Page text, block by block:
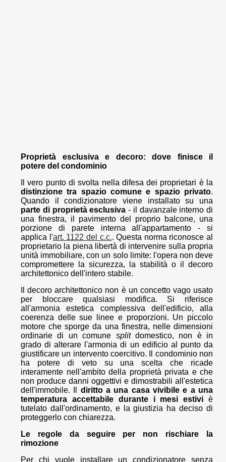
Proprietà esclusiva e decoro: dove finisce il
potere del condominio
Il vero punto di svolta nella difesa dei proprietari è la
distinzione tra spazio comune e spazio privato.
Quando il condizionatore viene installato su una
parte di proprietà esclusiva - il davanzale interno di
una finestra, il pavimento del proprio balcone, una
porzione di parete interna all'appartamento - si
applica l'art. 1122 del c.c.. Questa norma riconosce al
proprietario la piena libertà di intervenire sulla propria
unità immobiliare, con un solo limite: l'opera non deve
compromettere la sicurezza, la stabilità o il decoro
architettonico dell'intero stabile.
Il decoro architettonico non è un concetto vago usato
per bloccare qualsiasi modifica. Si riferisce
all'armonia estetica complessiva dell'edificio, alla
coerenza delle sue linee e proporzioni. Un piccolo
motore che sporge da una finestra, nelle dimensioni
ordinarie di un comune splitdomestico, non è in
grado di alterare l'armonia di un edificio al punto da
giustificare un intervento coercitivo. Il condominio non
ha potere di veto su una scelta che ricade
interamente nell'ambito della proprietà privata e che
non produce danni oggettivi e dimostrabili all'estetica
dell'immobile. Il diritto a una casa vivibile e a una
temperatura accettabile durante i mesi estivi è
tutelato dall'ordinamento, e la giustizia ha deciso di
proteggerlo con chiarezza.
Le regole da seguire per non rischiare la
rimozione
Per chi vuole installare un condizionatore senza